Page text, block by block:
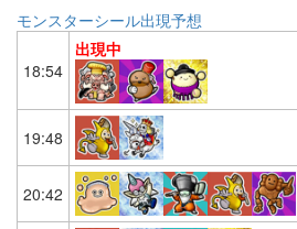
モンスターシール出現予想
18:54
出現中
19:48
20:42